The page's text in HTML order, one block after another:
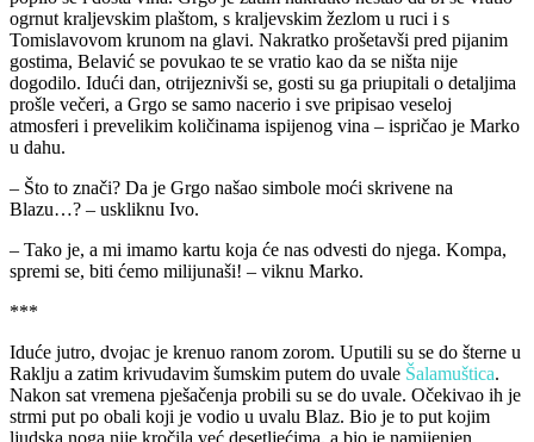
ogrnut kraljevskim plaštom, s kraljevskim žezlom u ruci i s
Tomislavovom krunom na glavi. Nakratko prošetavši pred pijanim
gostima, Belavić se povukao te se vratio kao da se ništa nije
dogodilo. Idući dan, otrijeznivši se, gosti su ga priupitali o detaljima
prošle večeri, a Grgo se samo nacerio i sve pripisao veseloj
atmosferi i prevelikim količinama ispijenog vina – ispričao je Marko
u dahu.
– Što to znači? Da je Grgo našao simbole moći skrivene na
Blazu…? – uskliknu Ivo.
– Tako je, a mi imamo kartu koja će nas odvesti do njega. Kompa,
spremi se, biti ćemo milijunaši! – viknu Marko.
***
Iduće jutro, dvojac je krenuo ranom zorom. Uputili su se do šterne u
Raklju a zatim krivudavim šumskim putem do uvale Šalamuštica.
Nakon sat vremena pješačenja probili su se do uvale. Očekivao ih je
strmi put po obali koji je vodio u uvalu Blaz. Bio je to put kojim
ljudska noga nije kročila već desetljećima, a bio je namijenjen